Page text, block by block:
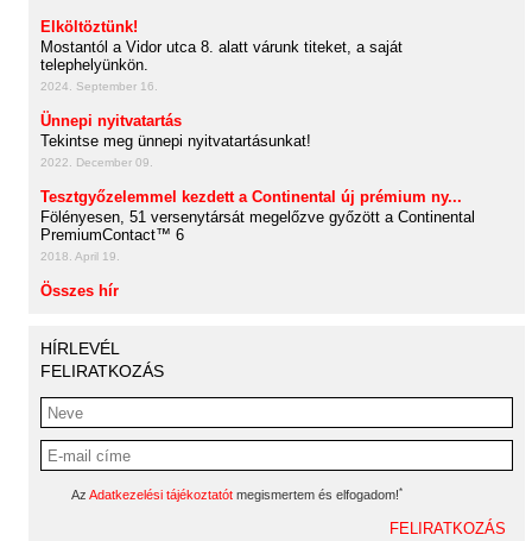
Elköltöztünk!
Mostantól a Vidor utca 8. alatt várunk titeket, a saját
telephelyünkön.
2024. September 16.
Ünnepi nyitvatartás
Tekintse meg ünnepi nyitvatartásunkat!
2022. December 09.
Tesztgyőzelemmel kezdett a Continental új prémium ny...
Fölényesen, 51 versenytársát megelőzve győzött a Continental
PremiumContact™ 6
2018. April 19.
Összes hír
HÍRLEVÉL
FELIRATKOZÁS
Az Adatkezelési tájékoztatót megismertem és elfogadom!*